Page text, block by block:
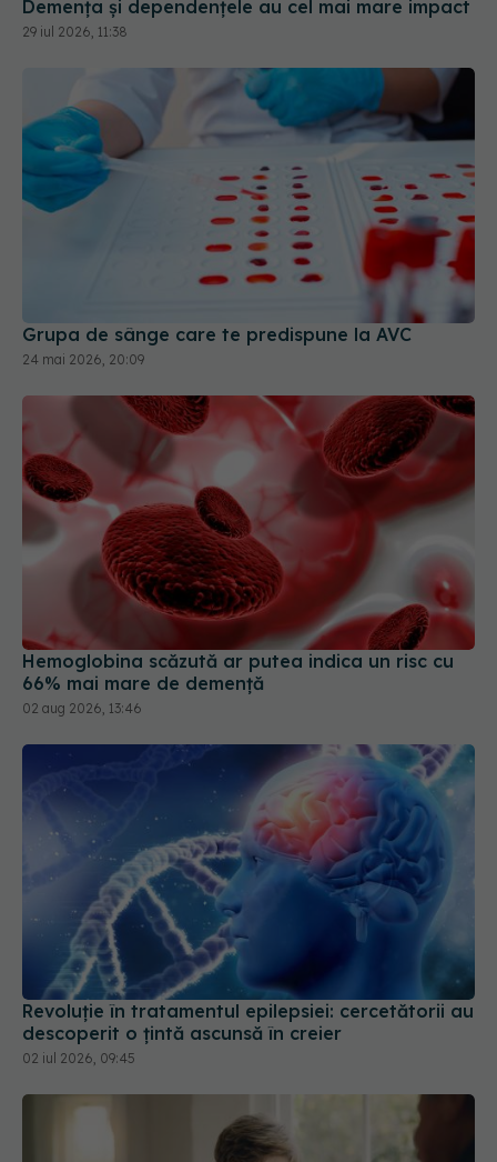
Grupa de sânge care te predispune la AVC
Hemoglobina scăzută ar putea indica un risc cu
66% mai mare de demență
Revoluție în tratamentul epilepsiei: cercetătorii au
descoperit o țintă ascunsă în creier
02 iul 2026, 09:45